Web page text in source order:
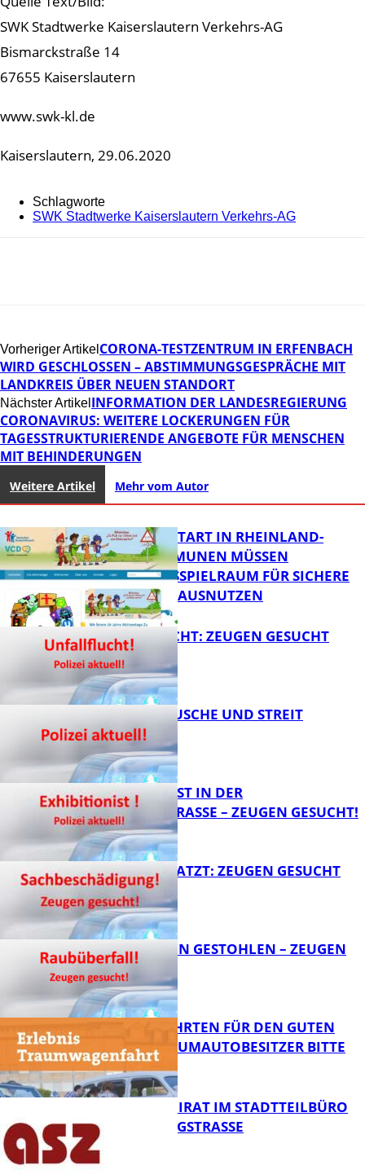
SWK Stadtwerke Kaiserslautern Verkehrs-AG
Bismarckstraße 14
67655 Kaiserslautern
www.swk-kl.de
Kaiserslautern, 29.06.2020
Schlagworte
SWK Stadtwerke Kaiserslautern Verkehrs-AG
Vorheriger Artikel CORONA-TESTZENTRUM IN ERFENBACH
WIRD GESCHLOSSEN – ABSTIMMUNGSGESPRÄCHE MIT
LANDKREIS ÜBER NEUEN STANDORT
Nächster Artikel INFORMATION DER LANDESREGIERUNG
CORONAVIRUS: WEITERE LOCKERUNGEN FÜR
TAGESSTRUKTURIERENDE ANGEBOTE FÜR MENSCHEN
MIT BEHINDERUNGEN
Weitere Artikel Mehr vom Autor
ZUM SCHULSTART IN RHEINLAND-
PFALZ: KOMMUNEN MÜSSEN
HANDLUNGSSPIELRAUM FÜR SICHERE
SCHULWEGE AUSNUTZEN
UNFALLFLUCHT: ZEUGEN GESUCHT
KNALLGERÄUSCHE UND STREIT
EXHIBITIONIST IN DER
VELMANNSTRASSE – ZEUGEN GESUCHT!
AUTO ZERKRATZT: ZEUGEN GESUCHT
FB News
TEURE KETTEN GESTOHLEN – ZEUGEN
GESUCHT!
FB News
SPENDENFAHRTEN FÜR DEN GUTEN
ZWECK – TRAUMAUTOBESITZER BITTE
MELDEN!
SENIORENBEIRAT IM STADTTEILBÜRO
IN DER KÖNIGSTRASSE